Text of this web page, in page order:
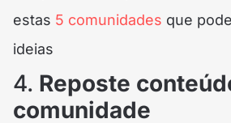
estas 5 comunidades que
ideias
4. Reposte
comunidade